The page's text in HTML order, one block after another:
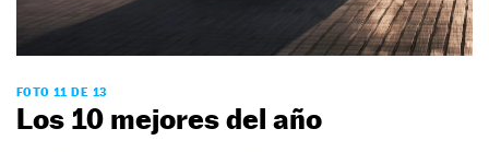
FOTO 11 DE 13
Los 10 mejores del año